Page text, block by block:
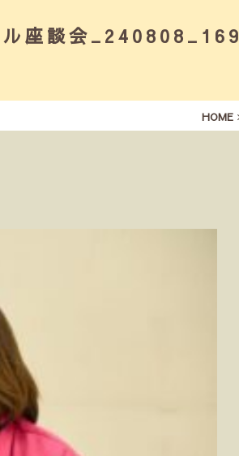
座談会_240808_169
HOME